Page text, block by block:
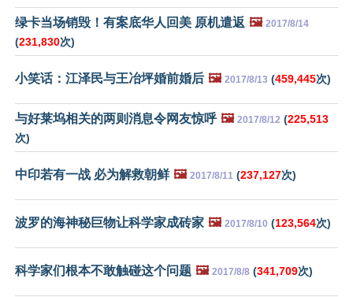
绿卡当场销毁！有案底华人回美 原机遣返 🖼️ 2017/8/14
(231,830次)
小笑话：江泽民与王冶坪婚前婚后 🖼️ 2017/8/13 (459,445次)
与好莱坞相关的两则消息令网友惊呼 🖼️ 2017/8/12 (225,513
次)
中印若有一战 必为解救朝鲜 🖼️ 2017/8/11 (237,127次)
波罗的海神秘巨物让科学家成砖家 🖼️ 2017/8/10 (123,564次)
科学家们根本不敢触碰这个问题 🖼️ 2017/8/8 (341,709次)